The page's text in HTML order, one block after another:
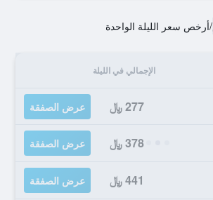
/أرخص سعر الليلة الواحدة
الإجمالي في الليلة
277 ﷼ عرض الصفقة
378 ﷼ عرض الصفقة
441 ﷼ عرض الصفقة